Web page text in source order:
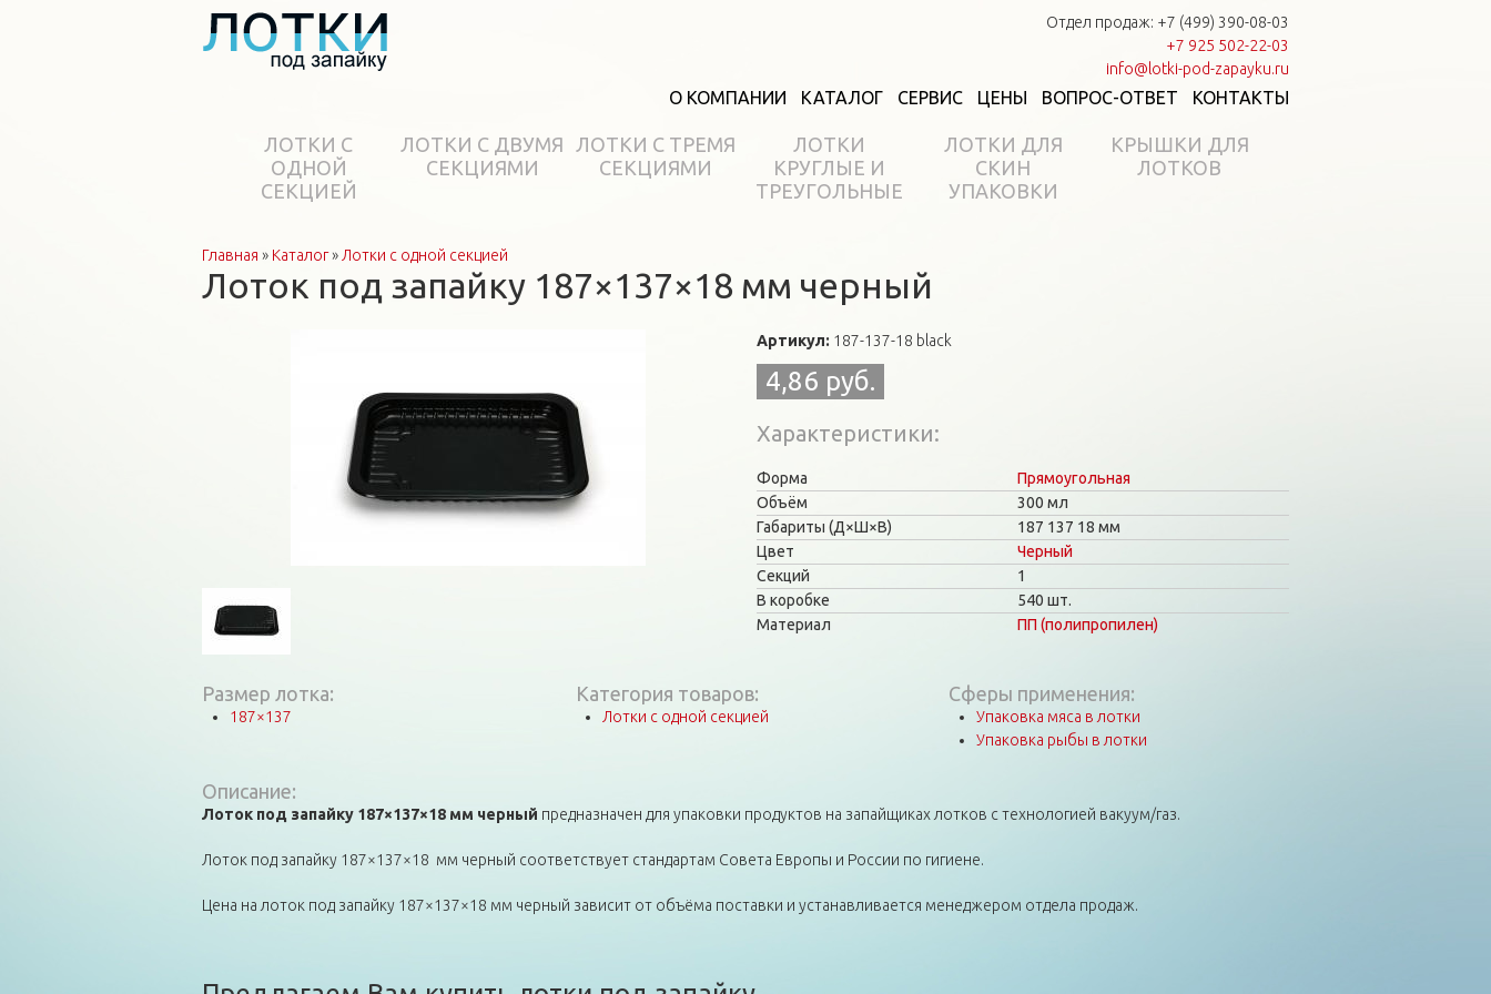
Отдел продаж: +7 (499) 390-08-03
+7 925 502-22-03
info@lotki-pod-zapayku.ru
О КОМПАНИИ КАТАЛОГ СЕРВИС ЦЕНЫ ВОПРОС-ОТВЕТ КОНТАКТЫ
ЛОТКИ С
ОДНОЙ
СЕКЦИЕЙ
ЛОТКИ С ДВУМЯ
СЕКЦИЯМИ
ЛОТКИ С ТРЕМЯ
СЕКЦИЯМИ
ЛОТКИ
КРУГЛЫЕ И
ТРЕУГОЛЬНЫЕ
ЛОТКИ ДЛЯ
СКИН
УПАКОВКИ
КРЫШКИ ДЛЯ
ЛОТКОВ
Вы здесь
Главная » Каталог» Лотки с одной секцией
Лоток под запайку 187×137×18 мм черный
Артикул: 187-137-18 black
4,86 руб.
Характеристики
Форма
Прямоугольная
Объём
300 мл
Габариты (Д×Ш×В)
187 137 18 мм
Цвет
Черный
Секций
1
В коробке
540 шт.
Материал
ПП (полипропилен)
Размер лотка:
187×137
Категория товаров:
Лотки с одной секцией
Сферы применения:
Упаковка мяса в лотки
Упаковка рыбы в лотки
Описание:
Лоток под запайку 187×137×18 мм черный предназначен для упаковки продуктов на запайщиках лотков с технологией вакуум/газ.
Лоток под запайку 187×137×18 мм черный соответствует стандартам Совета Европы и России по гигиене.
Цена на лоток под запайку 187×137×18 мм черный зависит от объёма поставки и устанавливается менеджером отдела продаж.